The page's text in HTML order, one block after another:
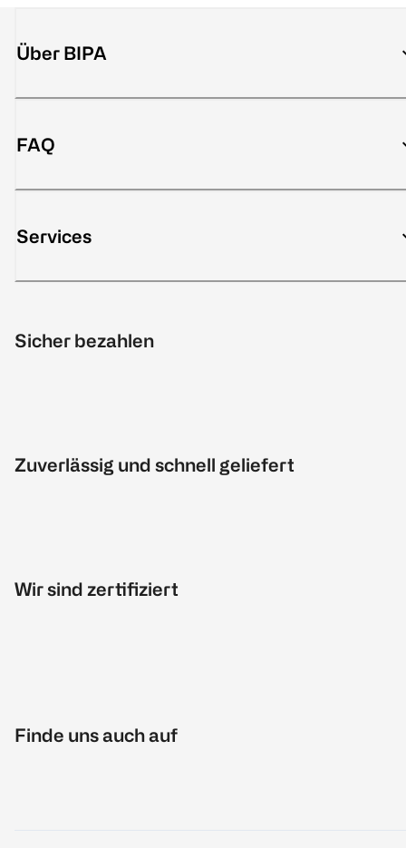
Über BIPA
FAQ
Services
Sicher bezahlen
Zuverlässig und schnell geliefert
Wir sind zertifiziert
Finde uns auch auf